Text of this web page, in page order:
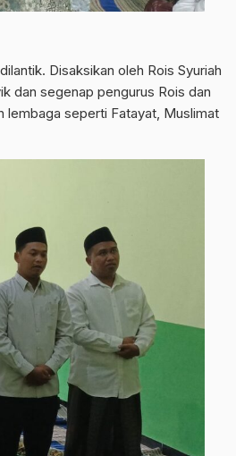
Disaksikan oleh Rois Syuriah
dan segenap pengurus Rois dan
lembaga seperti Fatayat, Muslimat